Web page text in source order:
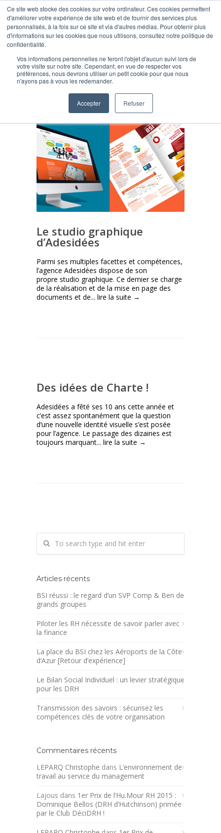
Ce site web stocke des cookies sur votre ordinateur. Ces cookies permettent
d'améliorer votre expérience de site web et de fournir des services plus
personnalisés, à la fois sur ce site et via d'autres médias. Pour obtenir plus
d'informations sur les cookies que nous utilisons, consultez notre politique de
confidentialité.
Vos informations personnelles ne feront l'objet d'aucun suivi lors de
votre visite sur notre site. Cependant, en vue de respecter vos
préférences, nous devrons utiliser un petit cookie pour que nous
n'ayons pas à vous les redemander.
Accepter Refuser
Posts Tagged: créativité
Le studio graphique
d’Adesidées
Parmi ses multiples facettes et compétences,
l’agence Adesidées dispose de son
propre studio graphique. Ce dernier se charge
de la réalisation et de la mise en page des
documents et de... lire la suite →
Des idées de Charte !
Adesidées a fêté ses 10 ans cette année et
c’est assez spontanément que la question
d’une nouvelle identité visuelle s’est posée
pour l’agence. Le passage des dizaines est
toujours marquant... lire la suite →
Articles récents
BSI réussi : le regard d’un SVP Comp & Ben de
grands groupes
Piloter les RH nécessite de savoir parler avec
la finance
La place du BSI chez les Aéroports de la Côte
d’Azur [Retour d’expérience]
Le Bilan Social Individuel : un levier stratégique
pour les DRH
Transmission des savoirs : sécurisez les
compétences clés de votre organisation
Commentaires récents
LEPARQ Christophe dans L’environnement de
travail au service du management
Lajous dans 1er Prix de l’Hu.Mour RH 2015 :
Dominique Bellos (DRH d’Hutchinson) primée
par le Club DéciDRH !